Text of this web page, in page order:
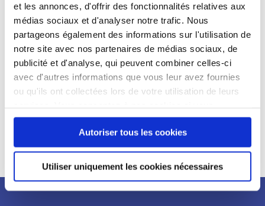
et les annonces, d'offrir des fonctionnalités relatives aux
médias sociaux et d'analyser notre trafic. Nous
partageons également des informations sur l'utilisation de
notre site avec nos partenaires de médias sociaux, de
publicité et d'analyse, qui peuvent combiner celles-ci
avec d'autres informations que vous leur avez fournies
ou qu'ils ont collectées lors de votre utilisation de leurs
continuez à utiliser notre site Web.
Autoriser tous les cookies
Utiliser uniquement les cookies nécessaires
Profil recherché :
Expérience :
Processus
de
recrutement